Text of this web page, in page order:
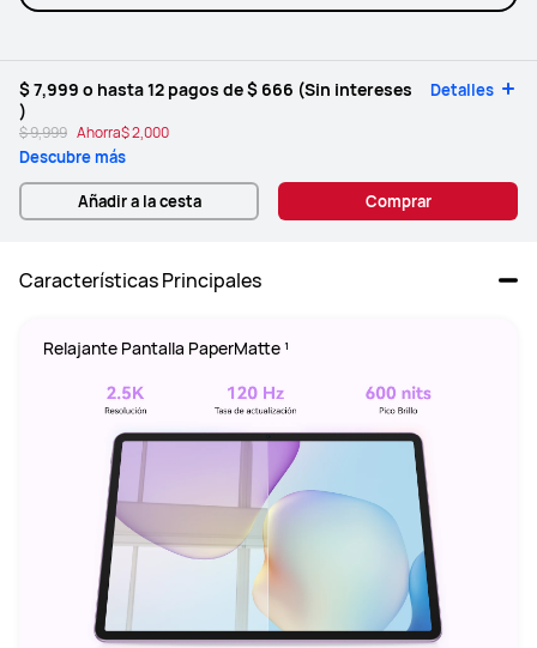
$ 7,999 o hasta 12 pagos de$ 666 (Sin intereses
)
Detalles
$ 9,999 Ahorra$ 2,000
Descubre más
Añadir a la cesta Comprar
Características Principales